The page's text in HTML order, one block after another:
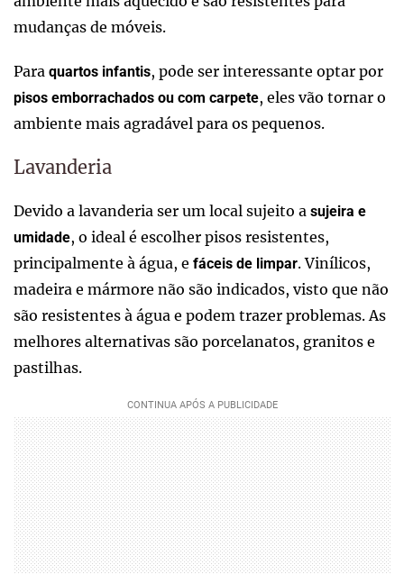
mudanças de móveis.
Para quartos infantis, pode ser interessante optar por
pisos emborrachados ou com carpete, eles vão tornar o
ambiente mais agradável para os pequenos.
Lavanderia
Devido a lavanderia ser um local sujeito a sujeira e
umidade, o ideal é escolher pisos resistentes,
principalmente à água, e fáceis de limpar. Vinílicos,
madeira e mármore não são indicados, visto que não
são resistentes à água e podem trazer problemas. As
melhores alternativas são porcelanatos, granitos e
pastilhas.